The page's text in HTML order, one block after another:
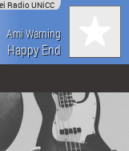
Radio UNiCC
Ami Warning
Happy End